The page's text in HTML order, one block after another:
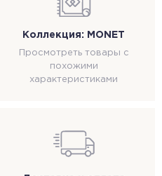
Коллекция: MONET
Просмотреть товары с
похожими
характеристиками